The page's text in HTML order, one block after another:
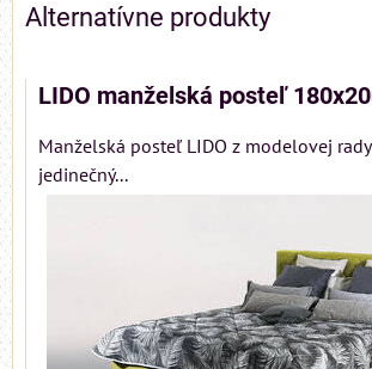
Alternatívne produkty
LIDO manželská posteľ
Manželská posteľ LIDO z modelovej
jedinečný...